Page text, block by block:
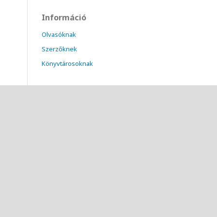
Információ
Olvasóknak
Szerzőknek
Könyvtárosoknak